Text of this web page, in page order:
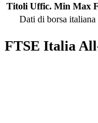
Titoli Uffic. Min Max
Dati di borsa
FTSE Italia